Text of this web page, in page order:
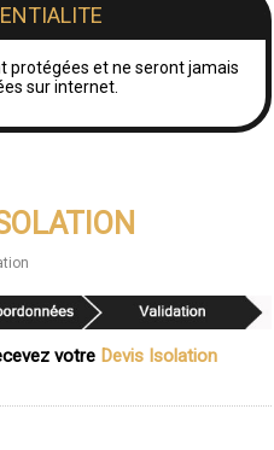
protégées et ne seront jamais
sur internet.
votre Devis Isolation